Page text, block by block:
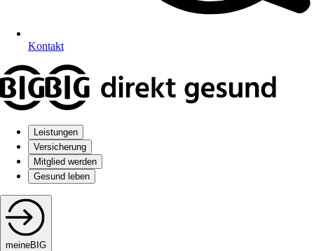
Kontakt
Leistungen
Versicherung
Mitglied werden
Gesund leben
meineBIG